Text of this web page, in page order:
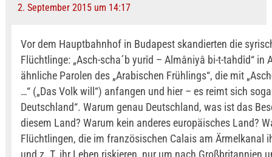
2. September 2015 um 14:17
Vor dem Hauptbahnhof in Budapest skandierten die
Flüchtlinge: „Asch-scha´b yurîd – Almâniyâ bi-t-tahdîd“ in
ähnliche Parolen des „Arabischen Frühlings“, die mit
…“ („Das Volk will“) anfangen und hier – es reimt sich
Deutschland“. Warum genau Deutschland, was ist das
diesem Land? Warum kein anderes europäisches Land?
Flüchtlingen, die im französischen Calais am Ärmelkanal
und z. T. ihr Leben riskieren, nur um nach Großbritannien